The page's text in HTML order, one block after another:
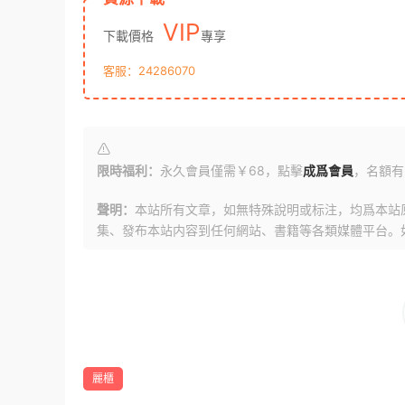
下載價格 VIP專享
客服：24286070
限時福利： 永久會員僅需￥68，點擊成爲會員，名額
聲明： 本站所有文章，如無特殊說明或标注，均爲本
集、發布本站内容到任何網站、書籍等各類媒體平台
麗櫃